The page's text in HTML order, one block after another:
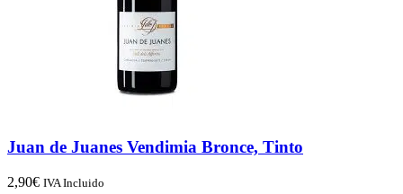
Juan de Juanes Vendimia Bronce, Tinto
2,90€ IVA Incluido